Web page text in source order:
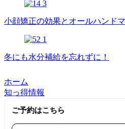
小顔矯正の効果とオールハンド
冬にも水分補給を忘れずに！
ホーム
知っ得情報
ご予約はこちら